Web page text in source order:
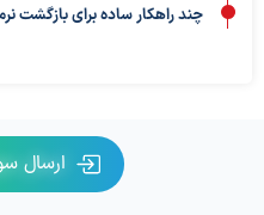
چند راهکار ساده برای بازگشت
ارسال